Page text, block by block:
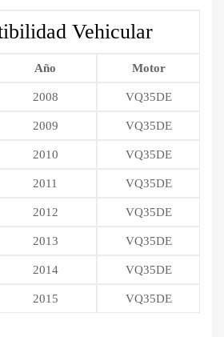
Vehicular
Año Motor
2008 VQ35DE
2009 VQ35DE
2010 VQ35DE
2011 VQ35DE
2012 VQ35DE
2013 VQ35DE
2014 VQ35DE
2015 VQ35DE